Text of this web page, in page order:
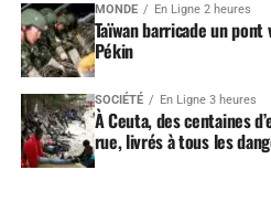
MONDE En Ligne 2 heures
Taïwan barricade un
Pékin
SOCIÉTÉ En Ligne 3 heures
À Ceuta, des centaines
rue, livrés à tous les